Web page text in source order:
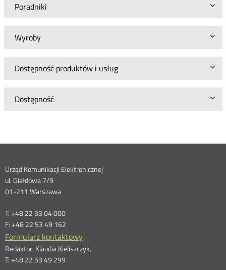
Poradniki
Wyroby
Dostępność produktów i usług
Dostępność
Dane
kontaktowe
Urząd Komunikacji Elektronicznej
ul. Giełdowa 7/9
01-211 Warszawa
T: +48 22 33 04 000
F: +48 22 53 49 162
Formularz kontaktowy
Redaktor: Klaudia Kieliszczyk,
T: +48 22 53 49 299